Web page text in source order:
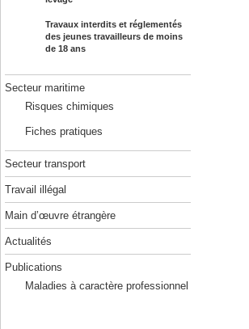
Travaux interdits et réglementés
des jeunes travailleurs de moins
de 18 ans
Secteur maritime
Risques chimiques
Fiches pratiques
Secteur transport
Travail illégal
Main d’œuvre étrangère
Actualités
Publications
Maladies à caractère professionnel